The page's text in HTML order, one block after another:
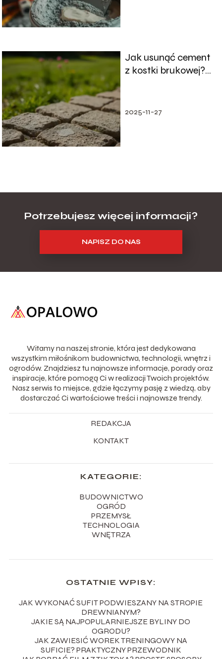
Jak usunąć cement
z kostki brukowej?
2025-11-27
Potrzebujesz więcej informacji?
NAPISZ DO NAS
Witamy na naszej stronie, która jest dedykowana
wszystkim miłośnikom budownictwa, technologii, wnętrz i
ogrodów. Znajdziesz tu najnowsze informacje, porady oraz
inspiracje, które pomogą Ci w realizacji Twoich projektów.
Nasz serwis to miejsce, gdzie łączymy pasję z wiedzą, aby
dostarczać Ci wartościowe treści i najnowsze trendy.
REDAKCJA
KONTAKT
KATEGORIE:
BUDOWNICTWO
OGRÓD
PRZEMYSŁ
TECHNOLOGIA
WNĘTRZA
OSTATNIE WPISY:
JAK WYKONAĆ SUFIT PODWIESZANY NA STROPIE
DREWNIANYM?
JAKIE SĄ NAJPOPULARNIEJSZE BYLINY DO
OGRODU?
JAK ZAWIESIĆ WOREK TRENINGOWY NA
SUFICIE? PRAKTYCZNY PRZEWODNIK